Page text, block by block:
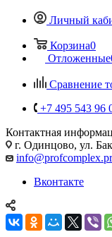
Личный
Корзина0
Отложенные
Сравнение
+7 495 543 96
Контактная
г. Одинцово, ул.
Вконтакте